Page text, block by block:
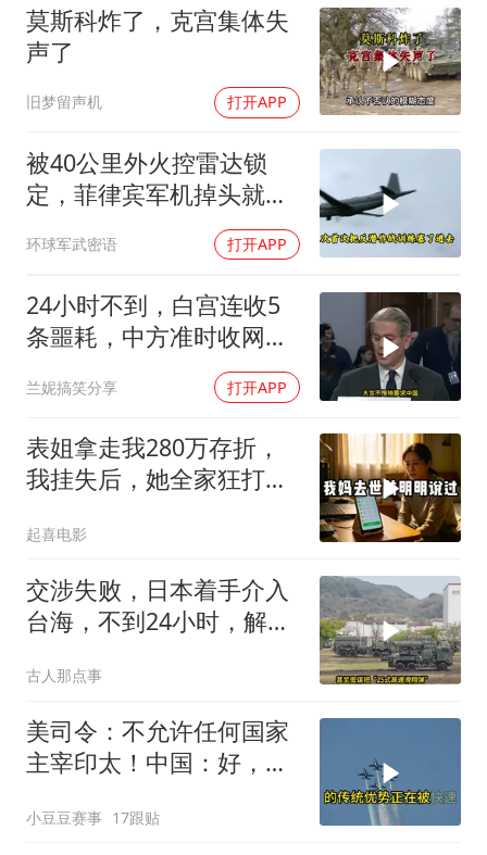
莫斯科炸了，克宫集体失
声了
旧梦留声机 打开APP
被40公里外火控雷达锁
定，菲律宾军机掉头就
跑，欧盟1500万也救不了
场
环球军武密语 打开APP
24小时不到，白宫连收5
条噩耗，中方准时收网，
兰妮搞笑分享 打开APP
表姐拿走我280万存折，
我挂失后，她全家狂打
起喜电影
交涉失败，日本着手介入
台海，不到24小时，解放
古人那点事
美司令：不允许任何国家
主宰印太！中国：好，轰
小豆豆赛事 17跟贴